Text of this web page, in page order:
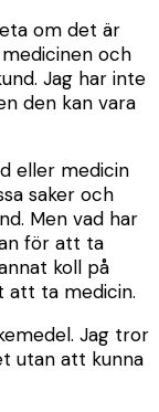
om det är
och
Jag har inte
den kan vara
eller medicin
saker och
Men vad har
för att ta
koll på
att ta medicin.
Jag tror
utan att kunna